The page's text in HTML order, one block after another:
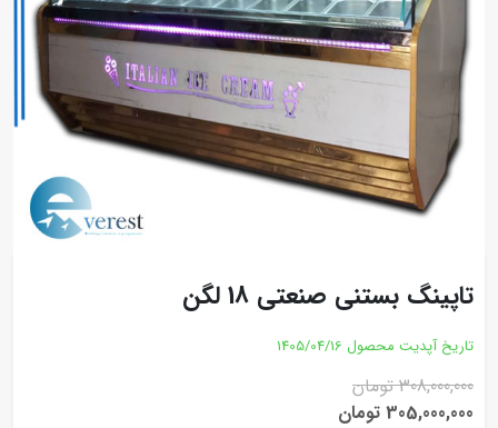
تاپینگ بستنی صنعتی 18 لگن
تاریخ آپدیت محصول 1405/04/16
308,000,000 تومان
305,000,000 تومان